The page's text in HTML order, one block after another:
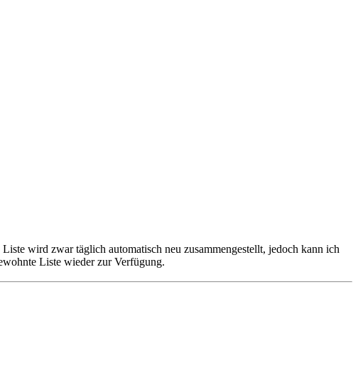
wird zwar täglich automatisch neu zusammengestellt, jedoch kann ich
Liste wieder zur Verfügung.